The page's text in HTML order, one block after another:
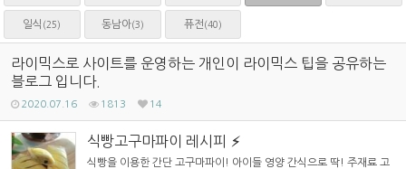
일식 (25) 동남아(3) 퓨전 (40)
라이믹스로 사이트를 운영하는 개인이 라이믹스 팁을 공유하는
블로그 입니다.
2020.07.16 1813 14
식빵고구마파이 레시피
식빵을 이용한 간단 고구마파이! 아이들 영양 간식으로 딱! 주재료 고